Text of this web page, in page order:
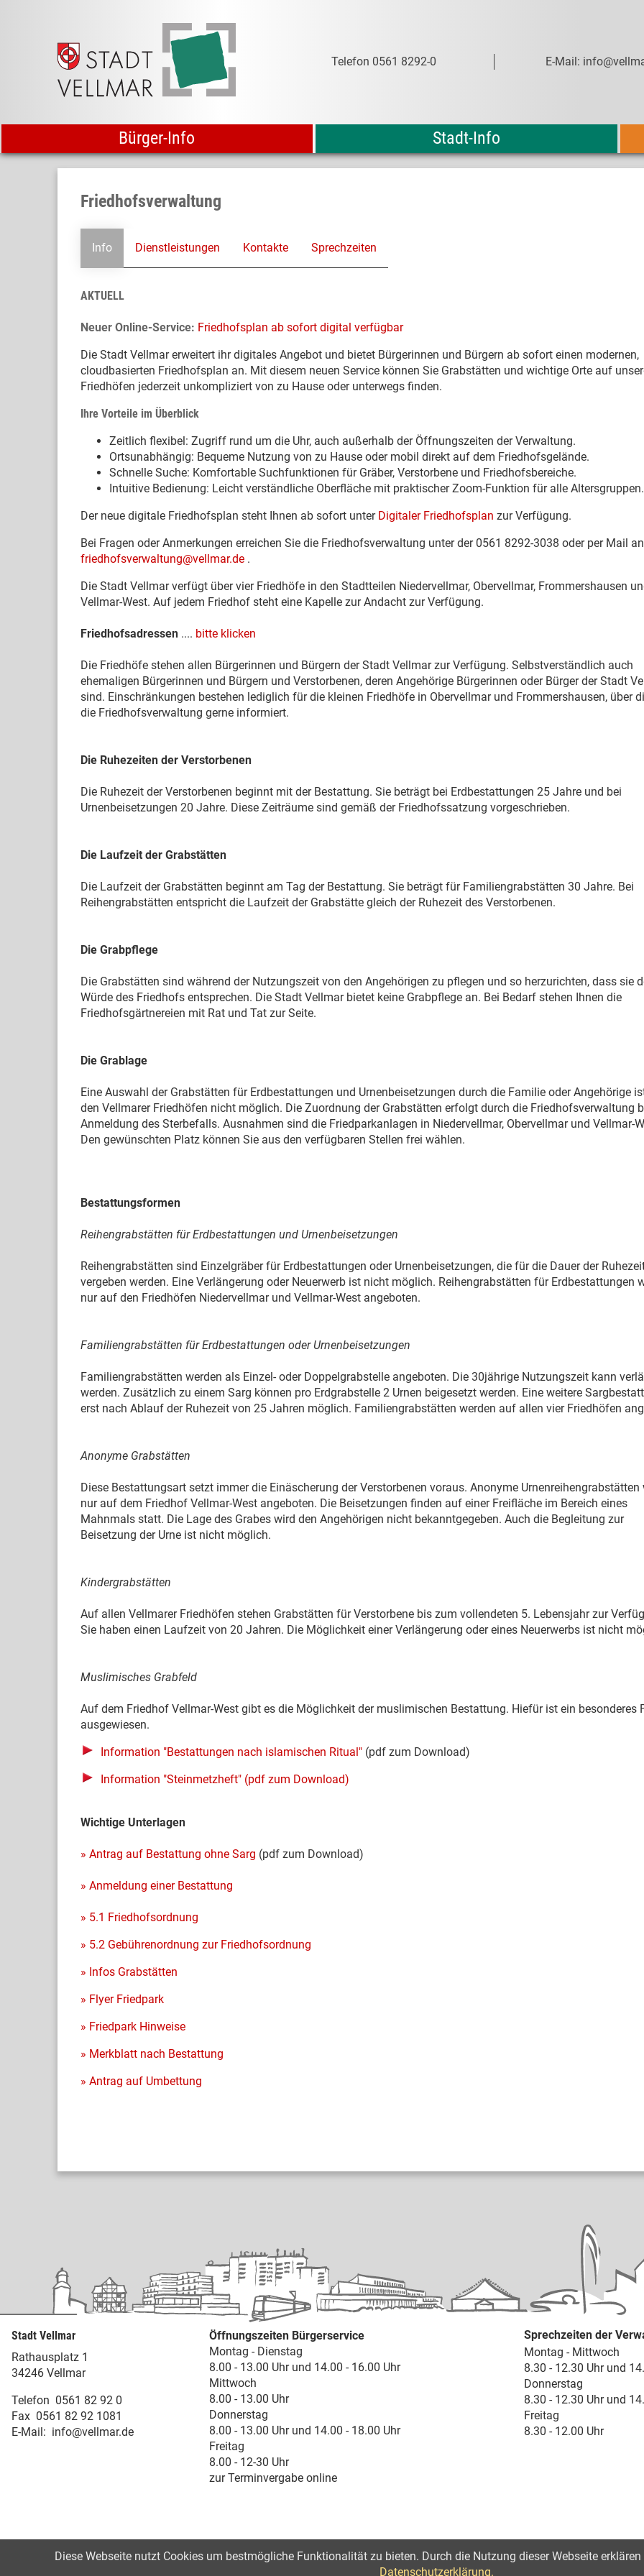
Telefon 0561 8292-0 E-Mail:
Bürger-Info Stadt-Info
Friedhofsverwaltung
Info Dienstleistungen Kontakte Sprechzeiten
AKTUELL
Neuer Online-Service: Friedhofsplan ab sofort digital verfügbar
Die Stadt Vellmar erweitert ihr digitales Angebot und bietet Bürgerinnen und Bürgern ab sofort einen modernen,
cloudbasierten Friedhofsplan an. Mit diesem neuen Service können Sie Grabstätten und wichtige Orte auf
Friedhöfen jederzeit unkompliziert von zu Hause oder unterwegs finden.
Ihre Vorteile im Überblick
Zeitlich flexibel: Zugriff rund um die Uhr, auch außerhalb der Öffnungszeiten der Verwaltung.
Ortsunabhängig: Bequeme Nutzung von zu Hause oder mobil direkt auf dem Friedhofsgelände.
Schnelle Suche: Komfortable Suchfunktionen für Gräber, Verstorbene und Friedhofsbereiche.
Intuitive Bedienung: Leicht verständliche Oberfläche mit praktischer Zoom-Funktion für alle Altersgruppen.
Der neue digitale Friedhofsplan steht Ihnen ab sofort unter Digitaler Friedhofsplan zur Verfügung.
Bei Fragen oder Anmerkungen erreichen Sie die Friedhofsverwaltung unter der 0561 8292-3038 oder per Mail an
friedhofsverwaltung@vellmar.de .
Die Stadt Vellmar verfügt über vier Friedhöfe in den Stadtteilen Niedervellmar, Obervellmar, Frommershausen
Vellmar-West. Auf jedem Friedhof steht eine Kapelle zur Andacht zur Verfügung.
Friedhofsadressen .... bitte klicken
Die Friedhöfe stehen allen Bürgerinnen und Bürgern der Stadt Vellmar zur Verfügung. Selbstverständlich auch
ehemaligen Bürgerinnen und Bürgern und Verstorbenen, deren Angehörige Bürgerinnen oder Bürger der Stadt
sind. Einschränkungen bestehen lediglich für die kleinen Friedhöfe in Obervellmar und Frommershausen, über
die Friedhofsverwaltung gerne informiert.
Die Ruhezeiten der Verstorbenen
Die Ruhezeit der Verstorbenen beginnt mit der Bestattung. Sie beträgt bei Erdbestattungen 25 Jahre und bei
Urnenbeisetzungen 20 Jahre. Diese Zeiträume sind gemäß der Friedhofssatzung vorgeschrieben.
Die Laufzeit der Grabstätten
Die Laufzeit der Grabstätten beginnt am Tag der Bestattung. Sie beträgt für Familiengrabstätten 30 Jahre. Bei
Reihengrabstätten entspricht die Laufzeit der Grabstätte gleich der Ruhezeit des Verstorbenen.
Die Grabpflege
Die Grabstätten sind während der Nutzungszeit von den Angehörigen zu pflegen und so herzurichten, dass sie
Würde des Friedhofs entsprechen. Die Stadt Vellmar bietet keine Grabpflege an. Bei Bedarf stehen Ihnen die
Friedhofsgärtnereien mit Rat und Tat zur Seite.
Die Grablage
Eine Auswahl der Grabstätten für Erdbestattungen und Urnenbeisetzungen durch die Familie oder Angehörige
den Vellmarer Friedhöfen nicht möglich. Die Zuordnung der Grabstätten erfolgt durch die Friedhofsverwaltung
Anmeldung des Sterbefalls. Ausnahmen sind die Friedparkanlagen in Niedervellmar, Obervellmar und Vellmar-
Den gewünschten Platz können Sie aus den verfügbaren Stellen frei wählen.
Bestattungsformen
Reihengrabstätten für Erdbestattungen und Urnenbeisetzungen
Reihengrabstätten sind Einzelgräber für Erdbestattungen oder Urnenbeisetzungen, die für die Dauer der
vergeben werden. Eine Verlängerung oder Neuerwerb ist nicht möglich. Reihengrabstätten für Erdbestattungen
nur auf den Friedhöfen Niedervellmar und Vellmar-West angeboten.
Familiengrabstätten für Erdbestattungen oder Urnenbeisetzungen
Familiengrabstätten werden als Einzel- oder Doppelgrabstelle angeboten. Die 30jährige Nutzungszeit kann
werden. Zusätzlich zu einem Sarg können pro Erdgrabstelle 2 Urnen beigesetzt werden. Eine weitere
erst nach Ablauf der Ruhezeit von 25 Jahren möglich. Familiengrabstätten werden auf allen vier Friedhöfen
Anonyme Grabstätten
Diese Bestattungsart setzt immer die Einäscherung der Verstorbenen voraus. Anonyme Urnenreihengrabstätten
nur auf dem Friedhof Vellmar-West angeboten. Die Beisetzungen finden auf einer Freifläche im Bereich eines
Mahnmals statt. Die Lage des Grabes wird den Angehörigen nicht bekanntgegeben. Auch die Begleitung zur
Beisetzung der Urne ist nicht möglich.
Kindergrabstätten
Auf allen Vellmarer Friedhöfen stehen Grabstätten für Verstorbene bis zum vollendeten 5. Lebensjahr zur
Sie haben einen Laufzeit von 20 Jahren. Die Möglichkeit einer Verlängerung oder eines Neuerwerbs ist nicht
Muslimisches Grabfeld
Auf dem Friedhof Vellmar-West gibt es die Möglichkeit der muslimischen Bestattung. Hiefür ist ein besonderes
ausgewiesen.
Information "Bestattungen nach islamischen Ritual" (pdf zum Download)
Information "Steinmetzheft" (pdf zum Download)
Wichtige Unterlagen
» Antrag auf Bestattung ohne Sarg (pdf zum Download)
» Anmeldung einer Bestattung
» 5.1 Friedhofsordnung
» 5.2 Gebührenordnung zur Friedhofsordnung
» Infos Grabstätten
» Flyer Friedpark
» Friedpark Hinweise
» Merkblatt nach Bestattung
» Antrag auf Umbettung
Stadt Vellmar
Rathausplatz 1
34246 Vellmar
Telefon 0561 82 92 0
Fax 0561 82 92 1081
E-Mail: info@vellmar.de
Öffnungszeiten Bürgerservice
Montag - Dienstag
8.00 - 13.00 Uhr und 14.00 - 16.00 Uhr
Mittwoch
8.00 - 13.00 Uhr
Donnerstag
8.00 - 13.00 Uhr und 14.00 - 18.00 Uhr
Freitag
8.00 - 12-30 Uhr
zur Terminvergabe online
Sprechzeiten der
Montag - Mittwoch
8.30 - 12.30 Uhr und
Donnerstag
8.30 - 12.30 Uhr und
Freitag
8.30 - 12.00 Uhr
Erklärung zur Barrierefreiheit
Diese Webseite nutzt Cookies um bestmögliche Funktionalität zu bieten. Durch die Nutzung dieser Webseite
Datenschutzerklärung.